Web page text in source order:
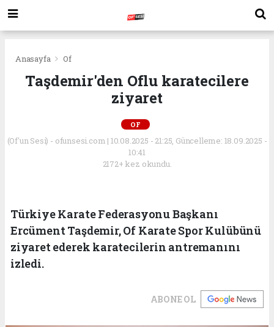
Anasayfa Of
Taşdemir'den Oflu karatecilere
ziyaret
OF
(Of'un Sesi) - ofunsesi.com | 10.08.2025 - 21:25, Güncelleme: 18.09.2025 -
10:41
2172+ kez okundu.
Türkiye Karate Federasyonu Başkanı
Ercüment Taşdemir, Of Karate Spor Kulübünü
ziyaret ederek karatecilerin antremanını
izledi.
ABONE OL